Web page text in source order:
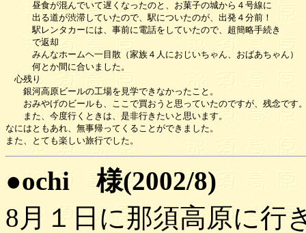
昼食が混んでいて遅くなったのと、お菓子の城から４号線に
出る道が渋滞していたので、駅についたのが、出発４分前！
駅レンタカーには、事前に電話をしていたので、超簡略手続き
で返却
みんなホームヘ一目散（家族４人におじいちゃん、おばあちゃん）
何とか間に合いました。
心残り
銀河高原ビールの工場を見学できなかったこと。
おみやげのビールも、ここで買おうと思っていたのですが、残念です
また、今度行くときは、是非行きたいと思います。
なにはともあれ、無事帰ってくることができました。
●ochi 様(2002/8)
8月１日に那須高原に行